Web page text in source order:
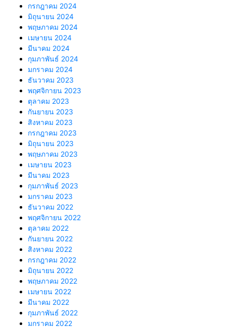
กรกฎาคม 2024
มิถุนายน 2024
พฤษภาคม 2024
เมษายน 2024
มีนาคม 2024
กุมภาพันธ์ 2024
มกราคม 2024
ธันวาคม 2023
พฤศจิกายน 2023
ตุลาคม 2023
กันยายน 2023
สิงหาคม 2023
กรกฎาคม 2023
มิถุนายน 2023
พฤษภาคม 2023
เมษายน 2023
มีนาคม 2023
กุมภาพันธ์ 2023
มกราคม 2023
ธันวาคม 2022
พฤศจิกายน 2022
ตุลาคม 2022
กันยายน 2022
สิงหาคม 2022
กรกฎาคม 2022
มิถุนายน 2022
พฤษภาคม 2022
เมษายน 2022
มีนาคม 2022
กุมภาพันธ์ 2022
มกราคม 2022